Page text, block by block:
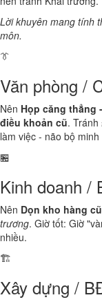
Lời khuyên mang tính
môn.
👔
Văn phòng /
Nên Họp căng thẳng
điều khoản cũ. Tránh
làm việc - não bộ
🏪
Kinh doanh /
Nên Dọn kho hàng
trương. Giờ tốt: Giờ
nhiều.
🏗️
Xây dựng /